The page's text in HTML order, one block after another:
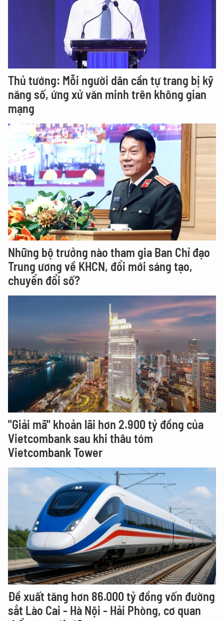
Thủ tướng: Mỗi người dân cần tự trang bị kỹ
năng số, ứng xử văn minh trên không gian
mạng
Những bộ trưởng nào tham gia Ban Chỉ đạo
Trung ương về KHCN, đổi mới sáng tạo,
chuyển đổi số?
"Giải mã" khoản lãi hơn 2.900 tỷ đồng của
Vietcombank sau khi thâu tóm
Vietcombank Tower
Đề xuất tăng hơn 86.000 tỷ đồng vốn đường
sắt Lào Cai - Hà Nội - Hải Phòng, cơ quan